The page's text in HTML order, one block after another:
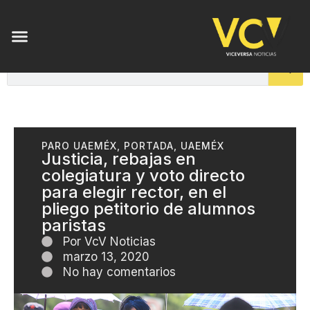
PARO UAEMÉX PORTADA UAEMÉX
Justicia, rebajas en
colegiatura y voto directo
para elegir rector, en el
pliego petitorio de alumnos
paristas
Por VcV Noticias
marzo 13, 2020
No hay comentarios